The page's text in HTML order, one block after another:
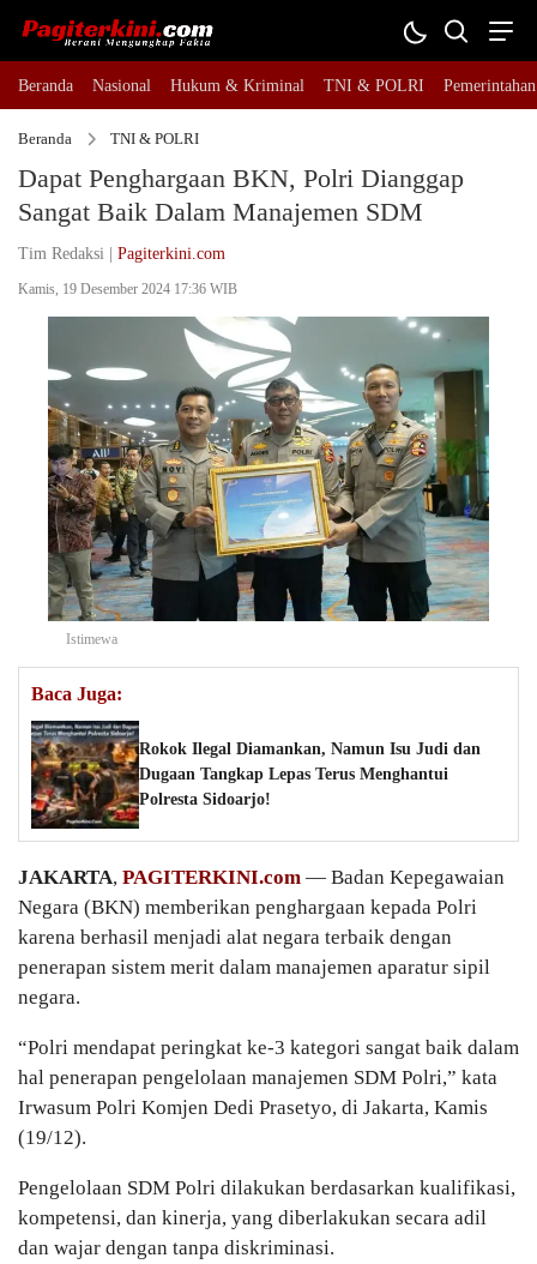
Beranda Nasional Hukum & Kriminal TNI & POLRI Pemerintahan
Beranda TNI & POLRI
Dapat Penghargaan BKN, Polri Dianggap
Sangat Baik Dalam Manajemen SDM
Tim Redaksi | Pagiterkini.com
Kamis, 19 Desember 2024 17:36 WIB
Istimewa
Baca Juga:
Rokok Ilegal Diamankan, Namun Isu Judi dan
Dugaan Tangkap Lepas Terus Menghantui
Polresta Sidoarjo!
JAKARTA, PAGITERKINI.com — Badan Kepegawaian
Negara (BKN) memberikan penghargaan kepada Polri
karena berhasil menjadi alat negara terbaik dengan
penerapan sistem merit dalam manajemen aparatur sipil
negara.
“Polri mendapat peringkat ke-3 kategori sangat baik dalam
hal penerapan pengelolaan manajemen SDM Polri,” kata
Irwasum Polri Komjen Dedi Prasetyo, di Jakarta, Kamis
(19/12).
Pengelolaan SDM Polri dilakukan berdasarkan kualifikasi,
kompetensi, dan kinerja, yang diberlakukan secara adil
dan wajar dengan tanpa diskriminasi.